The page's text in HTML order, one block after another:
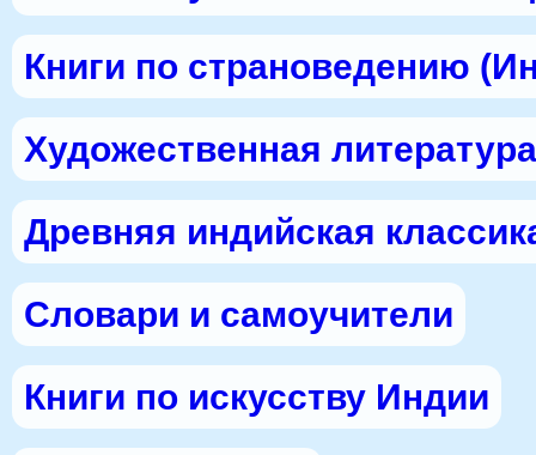
Книги по страноведению
Художественная
Древняя индийская
Словари и самоучители
Книги по искусству Индии